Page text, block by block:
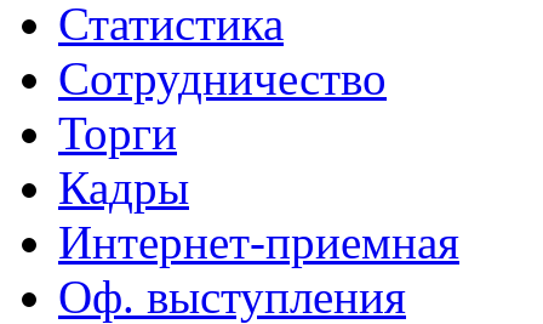
Статистика
Сотрудничество
Торги
Кадры
Интернет-приемная
Оф. выступления